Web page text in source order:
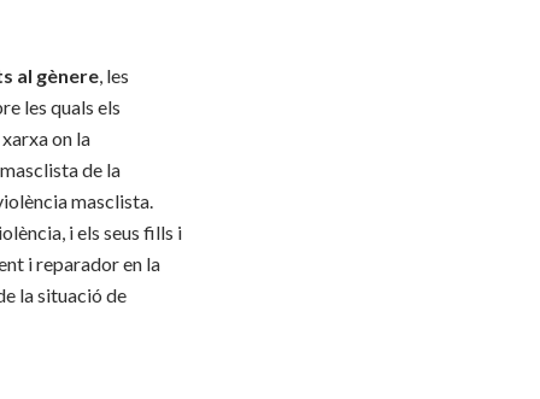
al gènere , les
les quals els
on la
de la
masclista.
i els seus fills i
i reparador en la
la situació de